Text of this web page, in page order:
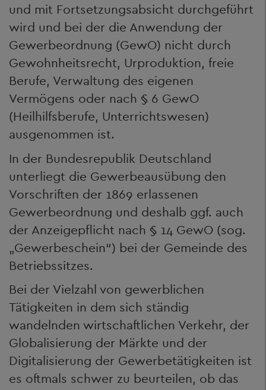
und mit Fortsetzungsabsicht durchgeführt
wird und bei der die Anwendung der
Gewerbeordnung (GewO) nicht durch
Gewohnheitsrecht, Urproduktion, freie
Berufe, Verwaltung des eigenen
Vermögens oder nach § 6 GewO
(Heilhilfsberufe, Unterrichtswesen)
ausgenommen ist.
In der Bundesrepublik Deutschland
unterliegt die Gewerbeausübung den
Vorschriften der 1869 erlassenen
Gewerbeordnung und deshalb ggf. auch
der Anzeigepflicht nach § 14 GewO (sog.
„Gewerbeschein“) bei der Gemeinde des
Betriebssitzes.
Bei der Vielzahl von gewerblichen
Tätigkeiten in dem sich ständig
wandelnden wirtschaftlichen Verkehr, der
Globalisierung der Märkte und der
Digitalisierung der Gewerbetätigkeiten ist
es oftmals schwer zu beurteilen, ob das